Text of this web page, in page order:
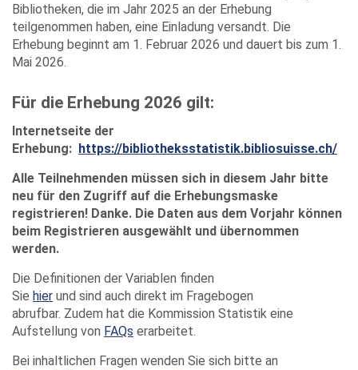
Bibliotheken, die im Jahr 2025 an der Erhebung
teilgenommen haben, eine Einladung versandt. Die
Erhebung beginnt am 1. Februar 2026 und dauert bis zum 1.
Mai 2026.
Für die Erhebung 2026 gilt:
Internetseite der
Erhebung: https://bibliotheksstatistik.bibliosuisse.ch/
Alle Teilnehmenden müssen sich in diesem Jahr bitte
neu für den Zugriff auf die Erhebungsmaske
registrieren! Danke. Die Daten aus dem Vorjahr können
beim Registrieren ausgewählt und übernommen
werden.
Die Definitionen der Variablen finden
Sie hier und sind auch direkt im Fragebogen
abrufbar. Zudem hat die Kommission Statistik eine
Aufstellung von FAQs erarbeitet.
Bei inhaltlichen Fragen wenden Sie sich bitte an